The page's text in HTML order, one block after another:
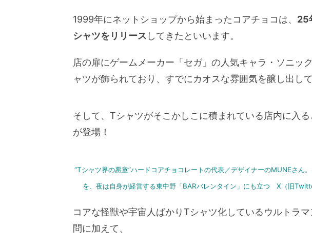
1999年にネットショップから始まったコアチョコは、 25
シャツをリリース してきたといいます。
店の扉にゲームメーカー「セガ」の人気キャラ・ソニッ
ャツが飾られており、すでにカオスな雰囲気を醸し出し
そして、Tシャツがそこかしこに積まれている店内に入
が登場！
“Tシャツ界の悪童”ハードコアチョコレートの代表／デザイナーのMUNEさん
を、夜は自身が経営する東中野「BARバレンタイン」にも立つ X（旧
コアな怪獣や宇宙人ばかりTシャツ化しているウルトラ
問に加えて、